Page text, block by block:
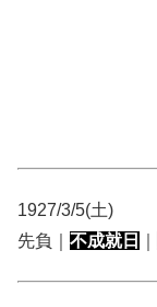
1927/3/5(土)
先負｜ 不成就日